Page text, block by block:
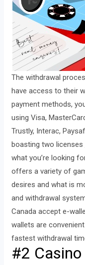
The withdrawal
have access to their
payment methods,
using Visa,
Trustly, Interac,
boasting two
what you’re looking
offers a variety of
desires and what is
and withdrawal
Canada accept e-
wallets are
fastest withdrawal
#2